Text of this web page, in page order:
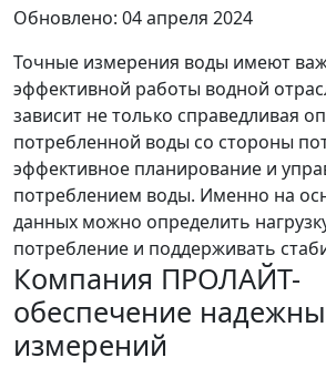
Обновлено: 04 апреля 2024
Точные измерения воды имеют
эффективной работы водной
зависит не только справедливая
потребленной воды со стороны
эффективное планирование и
потреблением воды. Именно на
данных можно определить
потребление и поддерживать
Компания ПРОЛАЙТ-
обеспечение
измерений